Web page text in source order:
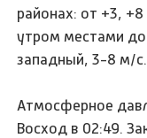
районах: от +3,
утром местами до
западный, 3-8 м/с.
Атмосферное
Восход в 02:49.